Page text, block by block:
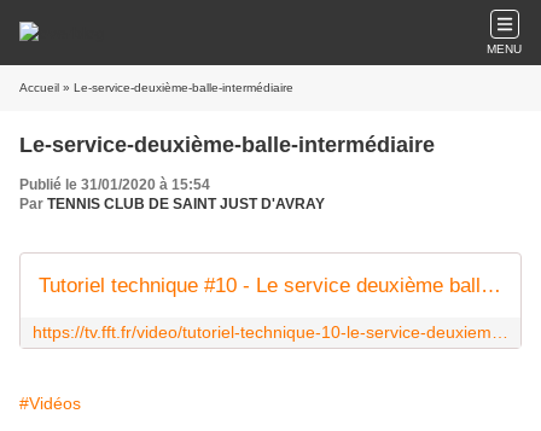
MENU
Accueil » Le-service-deuxième-balle-intermédiaire
Le-service-deuxième-balle-intermédiaire
Publié le 31/01/2020 à 15:54
Par TENNIS CLUB DE SAINT JUST D'AVRAY
Tutoriel technique #10 - Le service deuxième balle (intermédiaire)
#Vidéos